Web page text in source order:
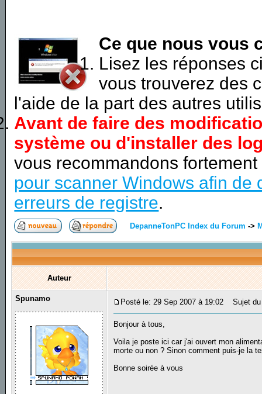
Ce que nous vous
Lisez les réponses
vous trouverez des
l'aide de la part des autres
Avant de faire des
système ou d'installer des
vous recommandons
pour scanner Windows afin de
erreurs de registre.
DepanneTonPC Index du Forum ->
Auteur
Spunamo Posté le: 29 Sep 2007 à 19:02 Sujet du
Bonjour à tous,
Voila je poste ici car j'ai ouvert mon
morte ou non ? Sinon comment puis-je la
Bonne soirée à vous